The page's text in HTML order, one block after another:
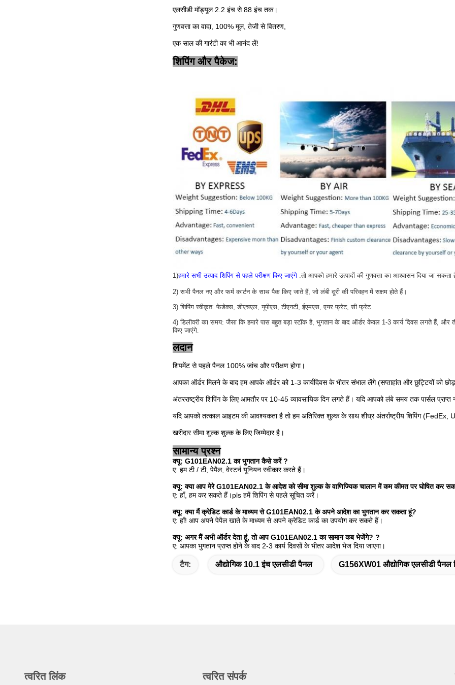
एलसीडी मॉड्यूल 2.2 इंच से 88 इंच तक।
गुणवत्ता का वादा, 100% मूल, तेजी से वितरण,
एक साल की गारंटी का भी आनंद लें!
शिपिंग और पैकेज:
1)हमारे सभी उत्पाद शिपिंग से पहले परीक्षण किए जाएंगे .तो आपको हमारे उत्पादों की गुणवत्ता का आश्वासन दिया जा सकता
2) सभी पैनल नए और फर्म कार्टन के साथ पैक किए जाते हैं, जो लंबी दूरी की परिवहन में सक्षम होते हैं।
3) शिपिंग स्वीकृत: फेडेक्स, डीएचएल, यूपीएस, टीएनटी, ईएमएस, एयर फ्रेट, सी फ्रेट
4) डिलीवरी का समय: जैसा कि हमारे पास बहुत बड़ा स्टॉक है, भुगतान के बाद ऑर्डर केवल 1-3 कार्य दिवस लगते हैं, और
किए जाएंगे.
लदान
शिपमेंट से पहले पैनल 100% जांच और परीक्षण होगा।
आपका ऑर्डर मिलने के बाद हम आपके ऑर्डर को 1-3 कार्यदिवस के भीतर संभाल लेंगे (सप्ताहांत और छुट्टियों को
अंतरराष्ट्रीय शिपिंग के लिए आमतौर पर 10-45 व्यावसायिक दिन लगते हैं। यदि आपको लंबे समय तक पार्सल प्राप्त
यदि आपको तत्काल आइटम की आवश्यकता है तो हम अतिरिक्त शुल्क के साथ शीघ्र अंतर्राष्ट्रीय शिपिंग
खरीदार सीमा शुल्क शुल्क के लिए जिम्मेदार है।
सामान्य प्रश्न
क्यू: G101EAN02.1 का भुगतान कैसे करें ?
ए: हम टी / टी, पेपैल, वेस्टर्न यूनियन स्वीकार करते हैं।
क्यू: क्या आप मेरे G101EAN02.1 के आदेश को सीमा शुल्क के वाणिज्यिक चालान में कम कीमत पर घोषित कर
ए: हाँ, हम कर सकते हैं।pls हमें शिपिंग से पहले सूचित करें।
क्यू: क्या मैं क्रेडिट कार्ड के माध्यम से G101EAN02.1 के अपने आदेश का भुगतान कर सकता हूं?
ए: हाँ! आप अपने पेपैल खाते के माध्यम से अपने क्रेडिट कार्ड का उपयोग कर सकते हैं।
क्यू: अगर मैं अभी ऑर्डर देता हूं, तो आप G101EAN02.1 का सामान कब भेजेंगे? ?
ए: आपका भुगतान प्राप्त होने के बाद 2-3 कार्य दिवसों के भीतर आदेश भेज दिया जाएगा।
टैग: औद्योगिक 10.1 इंच एलसीडी पैनल G156XW01 औद्योगिक एलसीडी पैनल
त्वरित लिंक त्वरित संपर्क